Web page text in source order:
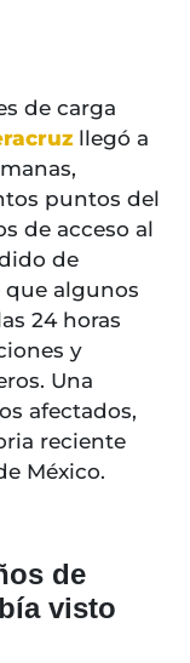
de carga
llegó a
puntos del
de acceso al
de
que algunos
24 horas
y
Una
afectados,
reciente
México.
de
visto